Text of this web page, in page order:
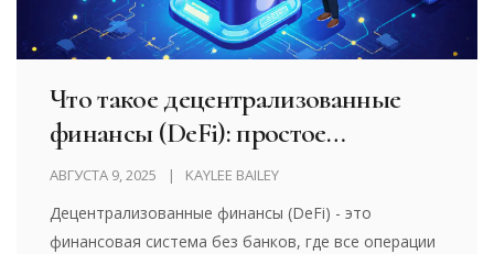
Что такое децентрализованные
финансы (DeFi): простое
объяснение для начинающих
АВГУСТА 9, 2025 KAYLEE BAILEY
Децентрализованные финансы (DeFi) - это
финансовая система без банков, где все операции